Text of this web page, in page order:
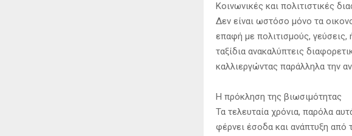
Κοινωνικές και πολιτιστικές
Δεν είναι ωστόσο μόνο τα
επαφή με πολιτισμούς,
ταξίδια ανακαλύπτεις
καλλιεργώντας παράλληλα την
Η πρόκληση της βιωσιμότητας
Τα τελευταία χρόνια, παρόλα
φέρνει έσοδα και ανάπτυξη από